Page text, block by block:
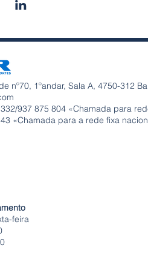
nº70, 1ºandar, Sala A, 4750-312
937 875 804 «Chamada para
«Chamada para a rede fixa
feira